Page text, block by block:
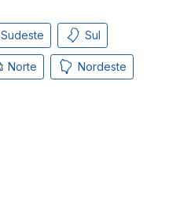
Sudeste Sul
Norte Nordeste